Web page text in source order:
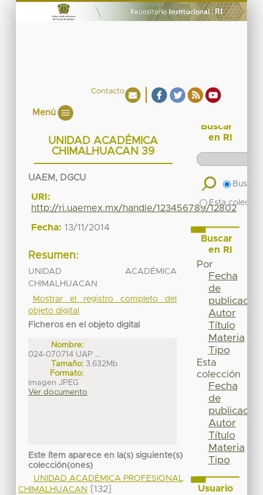
Contacto
Menú
UNIDAD ACADÉMICA
CHIMALHUACAN 39
UAEM, DGCU
URI:
http://ri.uaemex.mx/handle/123456789/12802
Fecha: 13/11/2014
Resumen:
UNIDAD ACADÉMICA
CHIMALHUACAN
Mostrar el registro completo del
objeto digital
Ficheros en el objeto digital
Nombre:
024-070714 UAP ...
Tamaño: 3.632Mb
Formato:
imagen JPEG
Ver documento
Este ítem aparece en la(s) siguiente(s)
colección(ones)
UNIDAD ACADÉMICA PROFESIONAL
CHIMALHUACAN
[132]
Buscar
en RI
Buscar
Esta
Buscar
en RI
Por
Fecha
de
publicación
Autor
Título
Materia
Tipo
Esta
colección
Fecha
de
publicación
Autor
Título
Materia
Tipo
Usuario